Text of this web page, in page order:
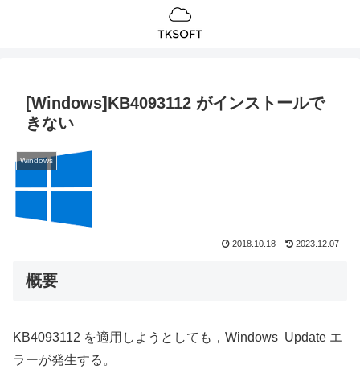
[Windows]KB4093112 がインストールで
きない
Windows
2018.10.18 2023.12.07
概要
KB4093112 を適用しようとしても，Windows Update エ
ラーが発生する。